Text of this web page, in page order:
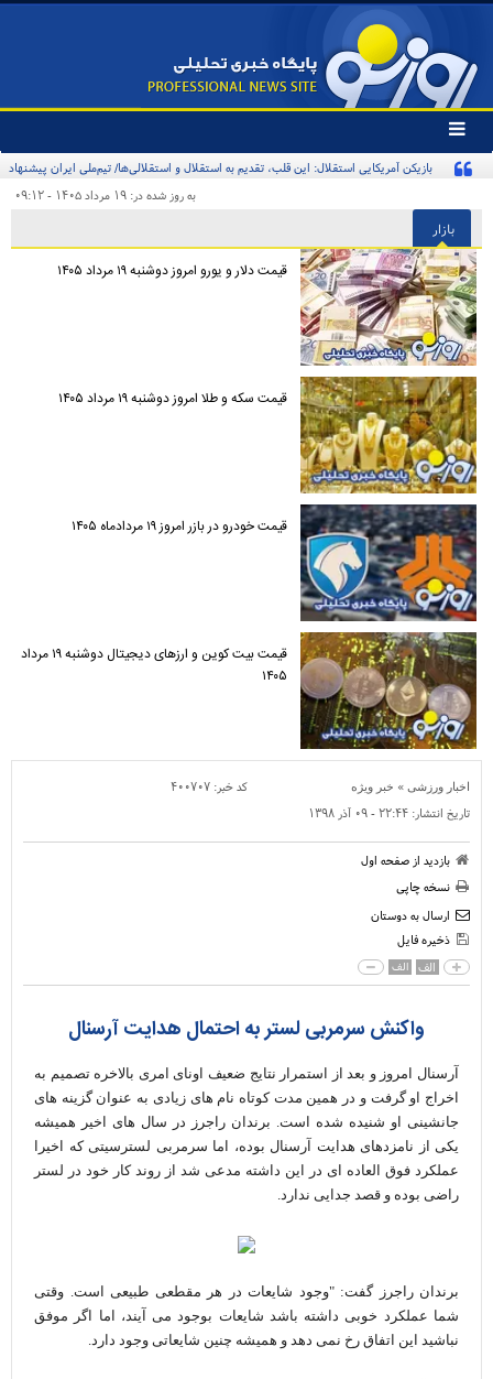
تغییر
وضعیت
منوی
ها
بازیکن آمریکایی استقلال: این قلب، تقدیم به استقلال و استقلالی‌ها/ تیم‌ملی ایران پیشنهاد
به روز شده در: ۱۹ مرداد ۱۴۰۵ - ۰۹:۱۲
بازار
قیمت دلار و یورو امروز دوشنبه ۱۹ مرداد ۱۴۰۵
قیمت سکه و طلا امروز دوشنبه ۱۹ مرداد ۱۴۰۵
قیمت خودرو در بازر امروز ۱۹ مردادماه ۱۴۰۵
قیمت بیت کوین و ارز‌های دیجیتال دوشنبه ۱۹ مرداد
۱۴۰۵
اخبار ورزشی » خبر ویژه کد خبر: ۴۰۰۷۰۷
تاریخ انتشار: ۲۲:۴۴ - ۰۹ آذر ۱۳۹۸
بازدید از صفحه اول
نسخه چاپی
ارسال به دوستان
ذخیره فایل
الف الف
واکنش سرمربی لستر به احتمال هدایت آرسنال
آرسنال امروز و بعد از استمرار نتایج ضعیف اونای امری بالاخره تصمیم به
اخراج او گرفت و در همین مدت کوتاه نام های زیادی به عنوان گزینه های
جانشینی او شنیده شده است. برندان راجرز در سال های اخیر همیشه
یکی از نامزدهای هدایت آرسنال بوده، اما سرمربی لسترسیتی که اخیرا
عملکرد فوق العاده ای در این داشته مدعی شد از روند کار خود در لستر
راضی بوده و قصد جدایی ندارد.
برندان راجرز گفت: "وجود شایعات در هر مقطعی طبیعی است. وقتی
شما عملکرد خوبی داشته باشد شایعات بوجود می آیند، اما اگر موفق
نباشید این اتفاق رخ نمی دهد و همیشه چنین شایعاتی وجود دارد.